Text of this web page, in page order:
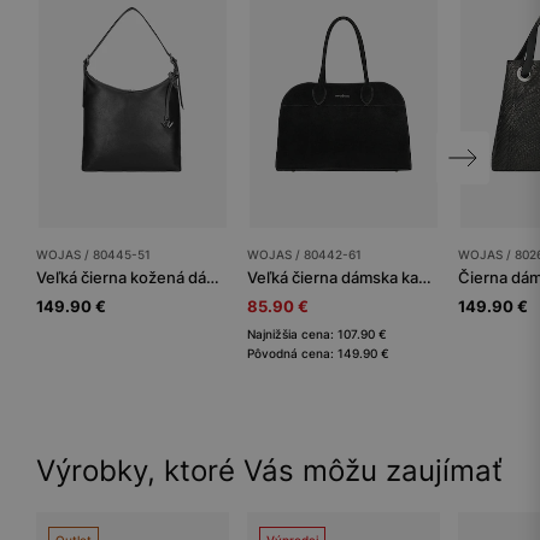
WOJAS / 80445-51
Veľká čierna kožená dámska kabelka
149.90 €
WOJAS / 80442-61
Veľká čierna dámska kabelka z useňoviny
85.90 €
Najnižšia cena: 107.90 €
Pôvodná cena: 149.90 €
WOJAS /
149.90 €
Výrobky, ktoré Vás môžu zaujímať